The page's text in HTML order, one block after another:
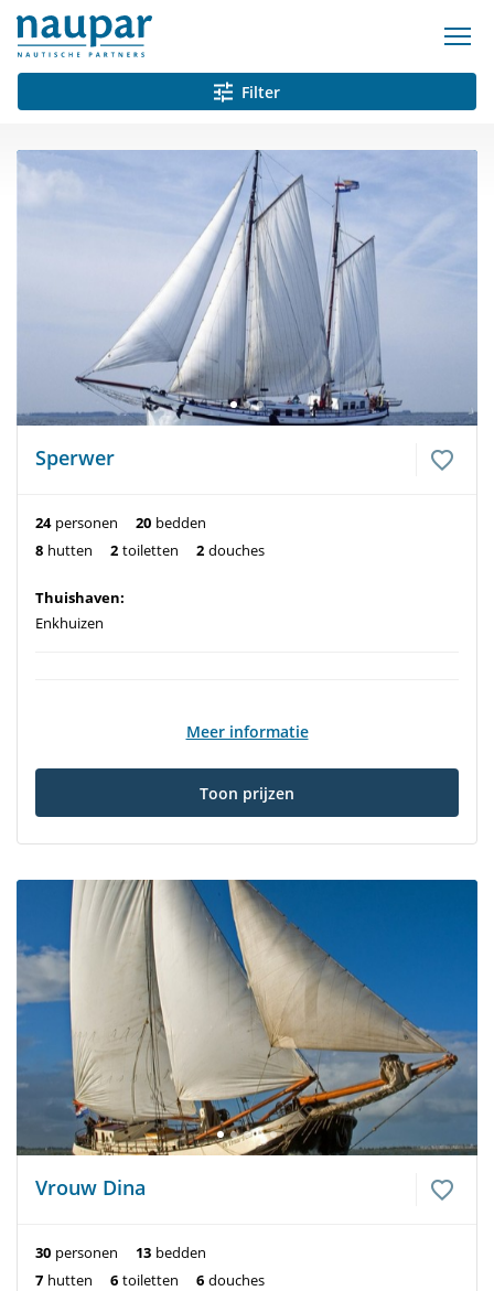
Filter
Sperwer
24 personen 20 bedden
8 hutten 2 toiletten 2 douches
Thuishaven:
Enkhuizen
Meer informatie
Toon prijzen
Vrouw Dina
30 personen 13 bedden
7 hutten 6 toiletten 6 douches